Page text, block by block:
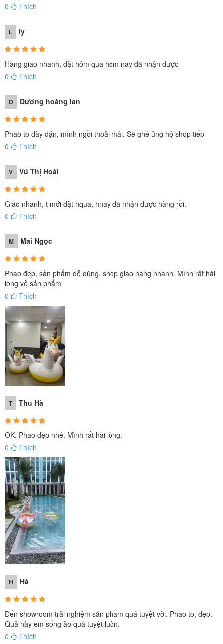
Phao bơi ngựa thần khổng lồ thiết kế có tay bám an toàn nên phù
hợp với cả người lớn, thanh thiếu niên, các bạn trên 5 tuổi
0
Thích
L ly
Hàng giao nhanh, đặt hôm qua hôm nay đã nhận được
0
Thích
D Dương hoàng lan
Phao to dày dặn, mình ngồi thoải mái. Sẽ ghé ủng hộ shop tiếp
0
Thích
V Vũ Thị Hoài
Giao nhanh, t mới đặt hqua, hnay đã nhận được hàng rồi.
0
Thích
M Mai Ngọc
Phao đẹp, sản phẩm dễ dùng, shop giao hàng nhanh. Mình rất hài
lòng về sản phẩm
0
Thích
T Thu Hà
OK. Phao đẹp nhé. Mình rất hài lòng.
0
Thích
H Hà
Đến showroom trải nghiệm sản phẩm quá tuyệt vời. Phao to, đẹp.
Quả này em sống ảo quá tuyệt luôn.
0
Thích